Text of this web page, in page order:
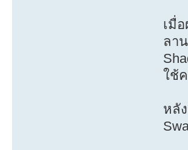
เมื่
ลา
ใช้
หลั